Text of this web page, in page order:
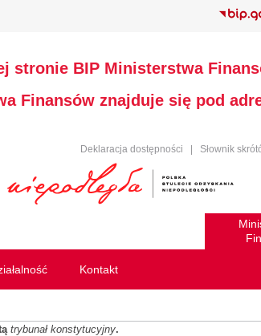
stronie BIP Ministerstwa
Finansów znajduje się pod
Deklaracja dostępności Słownik
Kontakt
trybunał konstytucyjny.